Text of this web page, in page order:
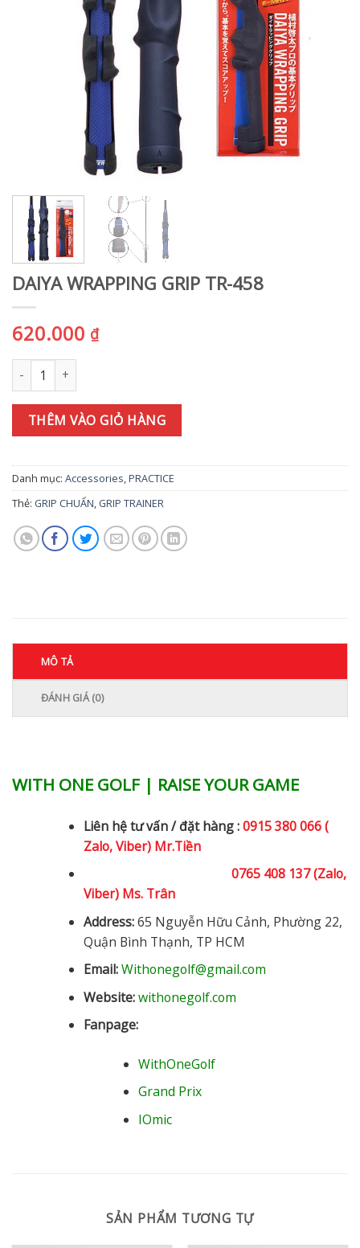
DAIYA WRAPPING GRIP TR-458
620.000 ₫
DAIYA WRAPPING GRIP TR-458 số lượng
THÊM VÀO GIỎ HÀNG
Danh mục: Accessories,PRACTICE
Thẻ: GRIP CHUẨN, GRIP TRAINER
MÔ TẢ
ĐÁNH GIÁ (0)
WITH ONE GOLF | RAISE YOUR GAME
Liên hệ tư vấn / đặt hàng :0915 380 066 (
Zalo, Viber) Mr.Tiền
0765 408 137 (Zalo,
Viber) Ms. Trân
Address:65 Nguyễn Hữu Cảnh, Phường 22,
Quận Bình Thạnh, TP HCM
Email:Withonegolf@gmail.com
Website:withonegolf.com
Fanpage:
WithOneGolf
Grand Prix
IOmic
SẢN PHẨM TƯƠNG TỰ